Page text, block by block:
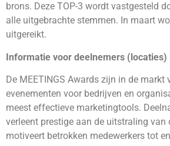
brons. Deze TOP-3 wordt vastgesteld
alle uitgebrachte stemmen. In maart
uitgereikt.
Informatie voor deelnemers (locaties)
De MEETINGS Awards zijn in de markt
evenementen voor bedrijven en
meest effectieve marketingtools.
verleent prestige aan de uitstraling van
motiveert betrokken medewerkers tot